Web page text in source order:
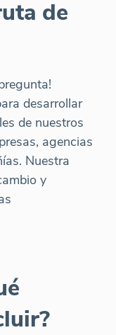
de
desarrollar
de nuestros
agencias
Nuestra
y